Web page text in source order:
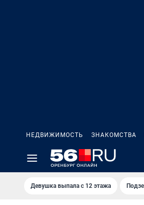
НЕДВИЖИМОСТЬ ЗНАКОМСТВА
Девушка выпала с 12 этажа